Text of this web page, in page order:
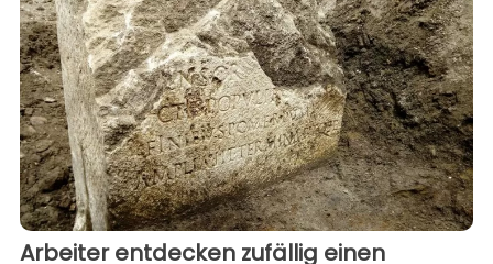
Arbeiter entdecken zufällig einen